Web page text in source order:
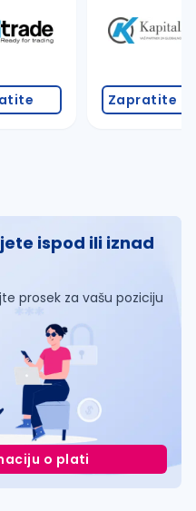
Zapratite
ispod ili iznad
prosek za vašu poziciju
o plati